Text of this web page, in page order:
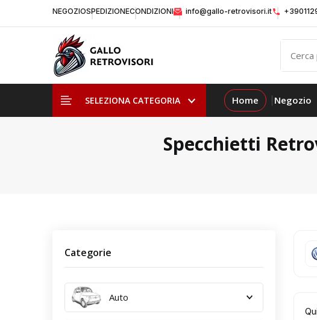
NEGOZIOSPEDIZIONECONDIZIONI info@gallo-retrovisori.it
SELEZIONA CATEGORIA Home Negozio
Specchietti
Categorie
Auto